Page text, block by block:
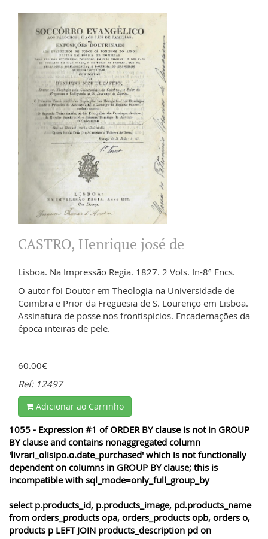
CASTRO, Henrique josé de
Lisboa. Na Impressão Regia. 1827. 2 Vols. In-8º Encs.
O autor foi Doutor em Theologia na Universidade de
Coimbra e Prior da Freguesia de S. Lourenço em Lisboa.
Assinatura de posse nos frontispicios. Encadernações da
época inteiras de pele.
60.00€
Ref: 12497
Adicionar ao Carrinho
1055 - Expression #1 of ORDER BY clause is not in GROUP
BY clause and contains nonaggregated column
'livrari_olisipo.o.date_purchased' which is not functionally
dependent on columns in GROUP BY clause; this is
incompatible with sql_mode=only_full_group_by
select p.products_id, p.products_image, pd.products_name
from orders_products opa, orders_products opb, orders o,
products p LEFT JOIN products_description pd on